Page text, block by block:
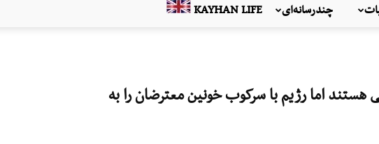
KAYHAN LIFE چندرسانه‌ای
هستند اما رژیم با سرکوب خونین معترضان را به